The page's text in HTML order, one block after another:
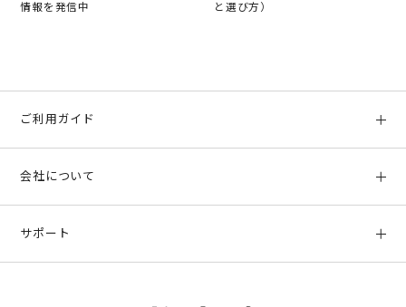
情報を発信中
と選び方）
ご利用ガイド
お支払い方法、配送について
返品について
会社について
サポート